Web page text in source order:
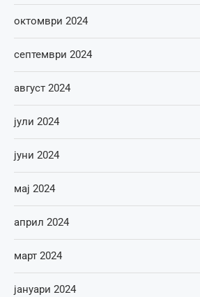
октомври 2024
септември 2024
август 2024
јули 2024
јуни 2024
мај 2024
април 2024
март 2024
јануари 2024